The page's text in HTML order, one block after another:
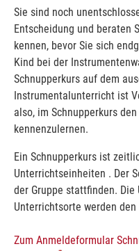
Sie sind noch
Entscheidung und beraten
kennen, bevor Sie sich
Kind bei der
Schnupperkurs auf dem
Instrumentalunterricht ist
also, im Schnupperkurs
kennenzulernen.
Ein Schnupperkurs ist
Unterrichtseinheiten . Der
der Gruppe stattfinden.
Unterrichtsorte werden
Zum Anmeldeformular